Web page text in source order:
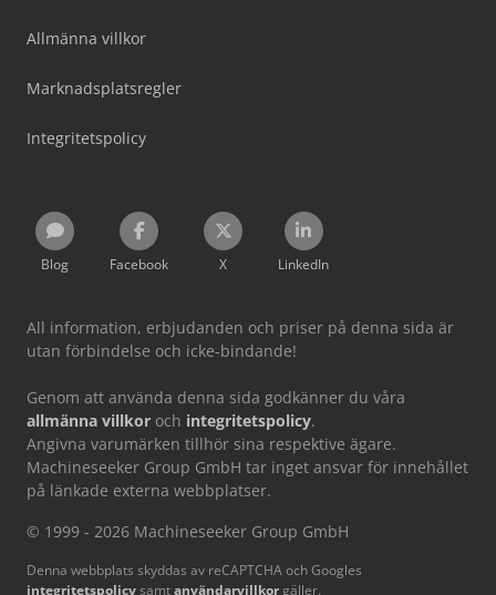
Allmänna villkor
Marknadsplatsregler
Integritetspolicy
Blog Facebook X LinkedIn
All information, erbjudanden och priser på denna sida är
utan förbindelse och icke-bindande!
Genom att använda denna sida godkänner du våra
allmänna villkor och integritetspolicy.
Angivna varumärken tillhör sina respektive ägare.
Machineseeker Group GmbH tar inget ansvar för innehållet
på länkade externa webbplatser.
© 1999 - 2026 Machineseeker Group GmbH
Denna webbplats skyddas av reCAPTCHA och Googles
integritetspolicysamtanvändarvillkor gäller.